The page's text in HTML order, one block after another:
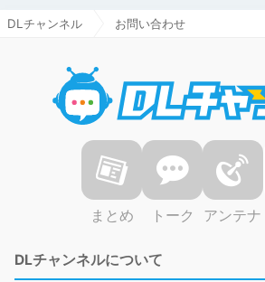
DLチャンネル お問い合わせ
まとめ トーク アンテナ
DLチャンネルについて